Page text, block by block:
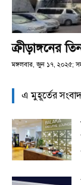
ক্রীড়াঙ্গনের
মঙ্গলবার, জুন ১৭, ২০২৫;
এ মুহূর্তের সংবাদ